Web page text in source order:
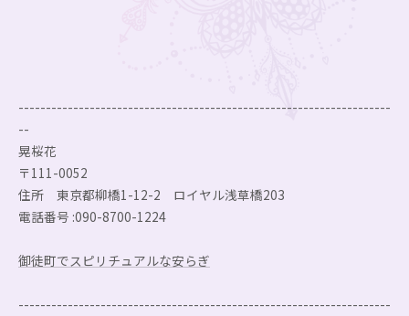
--------------------------------------------------------------------
--
晃桜花
〒111-0052
住所 東京都柳橋1-12-2 ロイヤル浅草橋203
電話番号 :090-8700-1224
御徒町でスピリチュアルな安らぎ
--------------------------------------------------------------------